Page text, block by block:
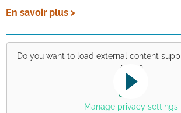
En savoir plus >
Do you want to load external content
Apps ?
Yes
Manage privacy settings
This link opens a YouTube
note the data protection